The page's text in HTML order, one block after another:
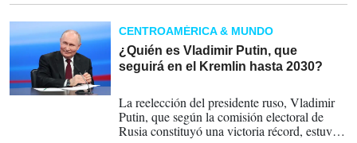
interanual en esta estación registrada por los
satélites desde que comenzaron los registros
en 1978.
CENTROAMÉRICA & MUNDO
¿Quién es Vladimir Putin, que
seguirá en el Kremlin hasta 2030?
La reelección del presidente ruso, Vladimir
Putin, que según la comisión electoral de
Rusia constituyó una victoria récord, estuvo